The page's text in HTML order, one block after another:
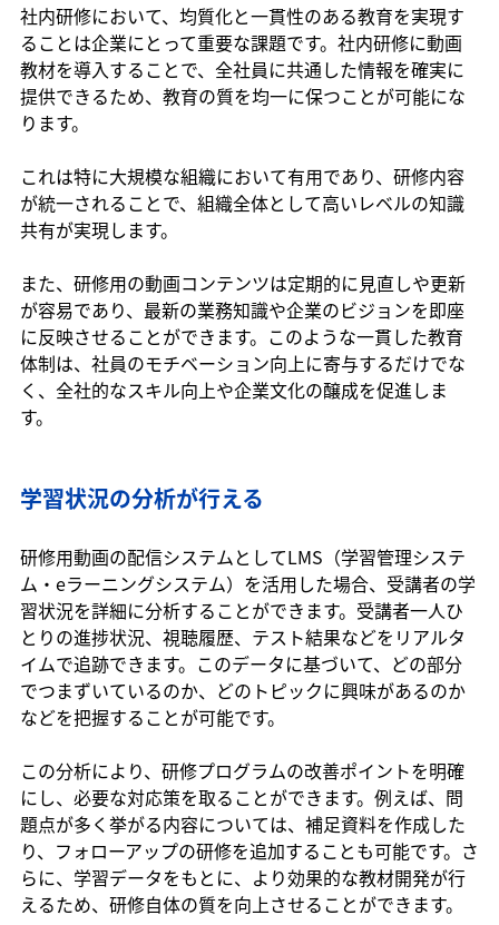
社内研修において、均質化と一貫性のある教育を実現す
ることは企業にとって重要な課題です。社内研修に動画
教材を導入することで、全社員に共通した情報を確実に
提供できるため、教育の質を均一に保つことが可能にな
ります。
これは特に大規模な組織において有用であり、研修内容
が統一されることで、組織全体として高いレベルの知識
共有が実現します。
また、研修用の動画コンテンツは定期的に見直しや更新
が容易であり、最新の業務知識や企業のビジョンを即座
に反映させることができます。このような一貫した教育
体制は、社員のモチベーション向上に寄与するだけでな
く、全社的なスキル向上や企業文化の醸成を促進しま
す。
学習状況の分析が行える
研修用動画の配信システムとしてLMS（学習管理システ
ム・eラーニングシステム）を活用した場合、受講者の学
習状況を詳細に分析することができます。受講者一人ひ
とりの進捗状況、視聴履歴、テスト結果などをリアルタ
イムで追跡できます。このデータに基づいて、どの部分
でつまずいているのか、どのトピックに興味があるのか
などを把握することが可能です。
この分析により、研修プログラムの改善ポイントを明確
にし、必要な対応策を取ることができます。例えば、問
題点が多く挙がる内容については、補足資料を作成した
り、フォローアップの研修を追加することも可能です。さ
らに、学習データをもとに、より効果的な教材開発が行
えるため、研修自体の質を向上させることができます。